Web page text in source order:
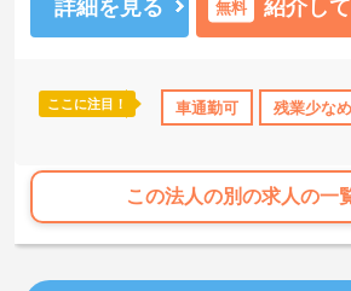
ンクOK 資格取得サポート 研修制度あり
着実に成長していける職場です。
＜幅広い世代が在籍♪＞若手から60代のベテ
や年間公休110日に加え、有給休暇も取得し
り、プライベートも大切にしながらメリハ
詳細を見る 無料 紹介し
ここに注目！ 車通勤可 残業少なめ
この法人の別の求人の一